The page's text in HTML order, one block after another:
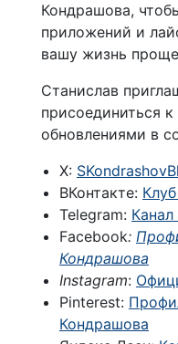
Кондрашова,
приложений и
вашу жизнь
Станислав
присоединиться
обновлениями в
X:
ВКонтакте:
Telegram:
Facebook:
Кондрашова
Instagram:
Pinterest:
Кондрашова